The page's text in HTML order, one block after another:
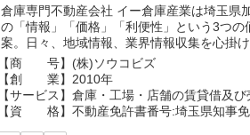
倉庫専門不動産会社 イー倉庫産業は埼玉県
の「情報」「価格」「利便性」という3つ
案。日々、地域情報、業界情報収集を心掛
【商 号】(株)ソウコビズ
【創 業】2010年
【サービス】倉庫・工場・店舗の賃貸借及
【資 格】不動産免許書番号:埼玉県知事